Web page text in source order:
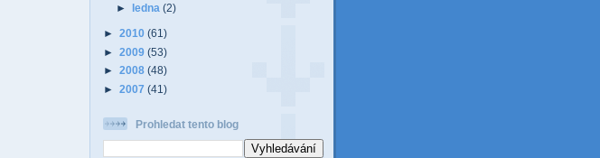
► ledna(2)
► 2010 (61)
► 2009 (53)
► 2008 (48)
► 2007 (41)
Prohledat tento blog